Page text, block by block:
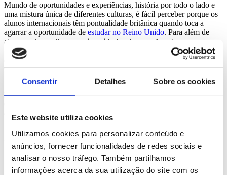
Consentir Detalhes Sobre os cookies
Este website utiliza cookies
Utilizamos cookies para personalizar conteúdo e
anúncios, fornecer funcionalidades de redes sociais e
analisar o nosso tráfego. Também partilhamos
informações acerca da sua utilização do site com os
Mundo de oportunidades e experiências, história por todo o lado e
uma mistura única de diferentes culturas, é fácil perceber porque os
alunos internacionais têm pontualidade britânica quando toca a
agarrar a oportunidade de estudar no Reino Unido. Para além de
algumas das
melhores universidades do mundo estarem
localizadas neste país
, estudar por terras de sua majestade dá-te
acesso a um dos
globais. Artes,
Gestão, Marketing, Engenharias são algumas das áreas em destaque
por terras britânicas.
Marca já a tua reunião gratuita
existem para ti e fica a saber tudo sobre estudar no estrangeiro
Mais informações
Irlanda